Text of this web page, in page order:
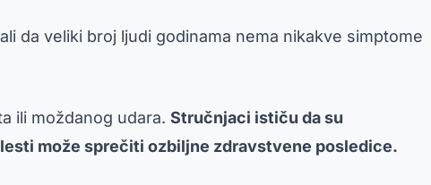
da veliki broj ljudi godinama nema nikakve simptome
ili moždanog udara. Stručnjaci ističu da su
može sprečiti ozbiljne zdravstvene posledice.